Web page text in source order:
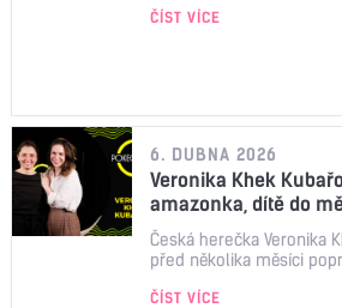
ČÍST VÍCE
6. DUBNA 2026
Veronika Khek
amazonka, dítě do
Česká herečka Veronika
před několika měsíci
ČÍST VÍCE